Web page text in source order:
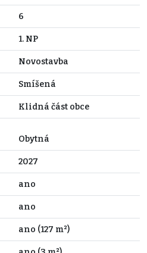
6
1. NP
Novostavba
Smíšená
Klidná část obce
Obytná
2027
ano
ano
ano (127 m²)